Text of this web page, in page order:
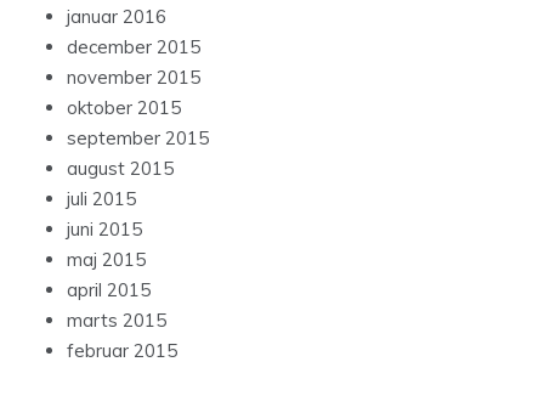
januar 2016
december 2015
november 2015
oktober 2015
september 2015
august 2015
juli 2015
juni 2015
maj 2015
april 2015
marts 2015
februar 2015